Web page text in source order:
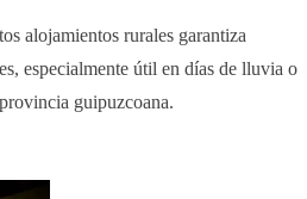
alojamientos rurales garantiza
especialmente útil en días de lluvia o
guipuzcoana.